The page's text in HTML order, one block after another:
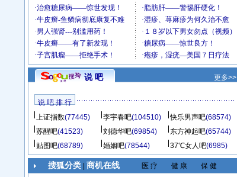
说 吧 更多>>
说 吧 排 行
上证指数(77445) 李宇春吧(104510) 快乐男声吧(68574)
苏醒吧(41523) 刘德华吧(69854) 东方神起吧(65744)
贴图吧(68789) 婚姻吧(78544) 37℃女人吧(6985)
搜狐分类| 商机在线 医 疗 健 康 保 健